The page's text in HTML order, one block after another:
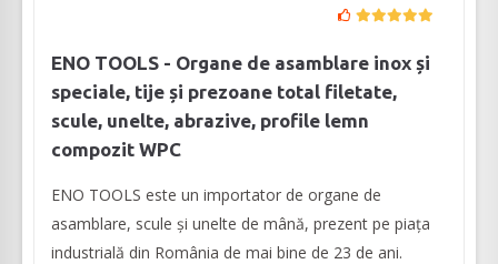
ENO TOOLS - Organe de asamblare inox și
speciale, tije și prezoane total filetate,
scule, unelte, abrazive, profile lemn
compozit WPC
ENO TOOLS este un importator de organe de
asamblare, scule și unelte de mână, prezent pe piața
industrială din România de mai bine de 23 de ani.